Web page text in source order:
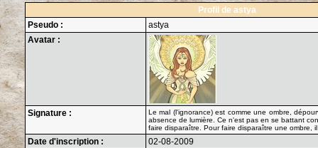
Profil de astya
Pseudo :
astya
Avatar :
Signature :
Le mal (l'ignorance) est comme une ombre,
absence de lumière. Ce n'est pas en se battant
faire disparaître. Pour faire disparaître une ombre,
Date d'inscription :
02-08-2009